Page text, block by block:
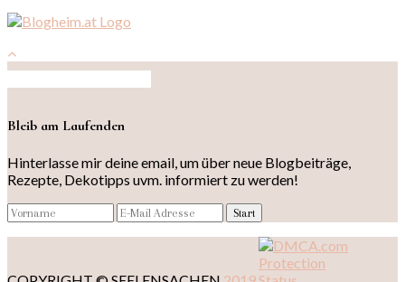
Bleib am Laufenden
Hinterlasse mir deine email, um über neue Blogbeiträge,
Rezepte, Dekotipps uvm. informiert zu werden!